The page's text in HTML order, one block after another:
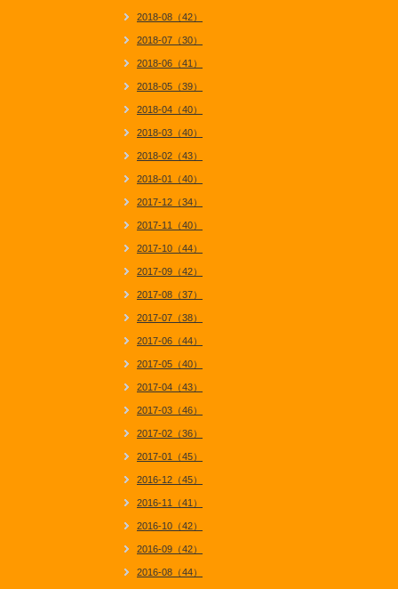
2018-08（42）
2018-07（30）
2018-06（41）
2018-05（39）
2018-04（40）
2018-03（40）
2018-02（43）
2018-01（40）
2017-12（34）
2017-11（40）
2017-10（44）
2017-09（42）
2017-08（37）
2017-07（38）
2017-06（44）
2017-05（40）
2017-04（43）
2017-03（46）
2017-02（36）
2017-01（45）
2016-12（45）
2016-11（41）
2016-10（42）
2016-09（42）
2016-08（44）